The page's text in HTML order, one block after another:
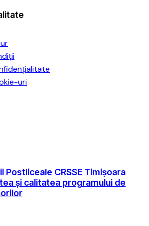
uri
Postliceale CRSSE Timișoara
și calitatea programului de